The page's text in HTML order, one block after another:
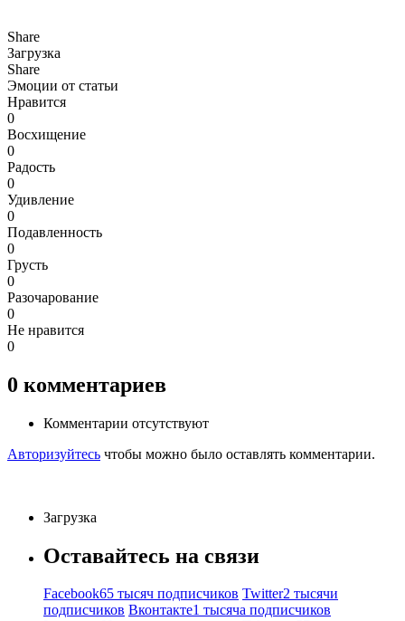
Share
Загрузка
Share
Эмоции от статьи
Нравится
0
Восхищение
0
Радость
0
Удивление
0
Подавленность
0
Грусть
0
Разочарование
0
Не нравится
0
0 комментариев
Комментарии отсутствуют
Авторизуйтесь чтобы можно было оставлять комментарии.
Загрузка
Оставайтесь на связи
Facebook65 тысяч подписчиков Twitter2 тысячи
подписчиков Вконтакте1 тысяча подписчиков